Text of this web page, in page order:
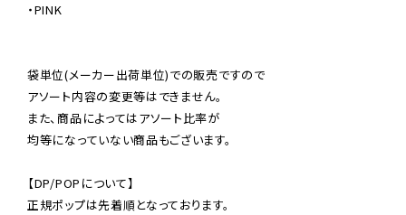
・PINK
袋単位(メーカー出荷単位)での販売ですので
アソート内容の変更等はできません。
また、商品によってはアソート比率が
均等になっていない商品もございます。
【DP/POPについて】
正規ポップは先着順となっております。